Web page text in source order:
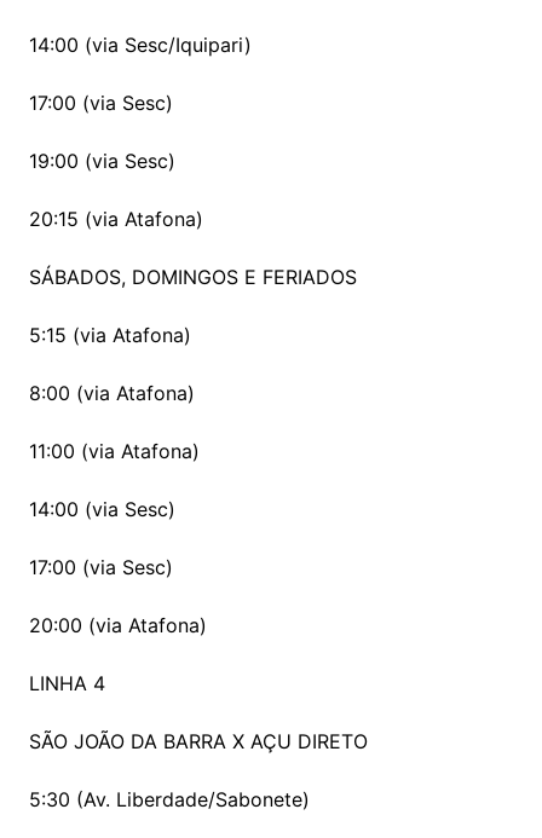
14:00 (via Sesc/Iquipari)
17:00 (via Sesc)
19:00 (via Sesc)
20:15 (via Atafona)
SÁBADOS, DOMINGOS E FERIADOS
5:15 (via Atafona)
8:00 (via Atafona)
11:00 (via Atafona)
14:00 (via Sesc)
17:00 (via Sesc)
20:00 (via Atafona)
LINHA 4
SÃO JOÃO DA BARRA X AÇU DIRETO
5:30 (Av. Liberdade/Sabonete)